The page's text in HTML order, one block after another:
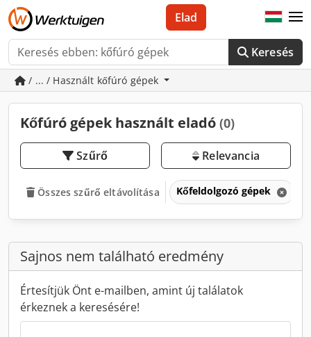
Keresés
Elad
/ ... / Használt kőfúró gépek
Kőfúró gépek használt eladó (0)
Szűrő Relevancia
Összes szűrő eltávolítása Kőfeldolgozó gépek
Sajnos nem található eredmény
Értesítjük Önt e-mailben, amint új találatok
érkeznek a keresésére!